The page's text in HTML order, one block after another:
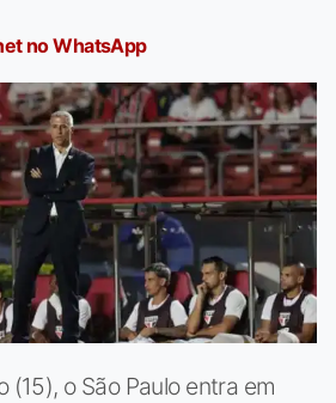
no WhatsApp
(15), o São Paulo entra em